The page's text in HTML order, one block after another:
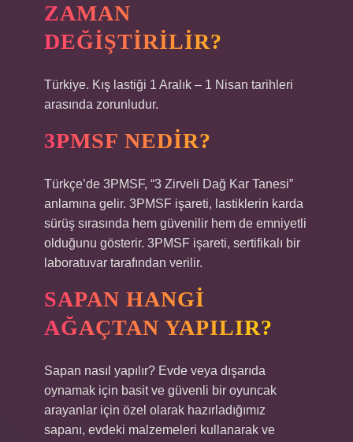
ZAMAN
DEĞIŞTIRILIR?
Türkiye. Kış lastiği 1 Aralık – 1 Nisan tarihleri ​​
arasında zorunludur.
3PMSF NEDIR?
Türkçe’de 3PMSF, “3 Zirveli Dağ Kar Tanesi”
anlamına gelir. 3PMSF işareti, lastiklerin karda
sürüş sırasında hem güvenilir hem de emniyetli
olduğunu gösterir. 3PMSF işareti, sertifikalı bir
laboratuvar tarafından verilir.
SAPAN HANGI
AĞAÇTAN YAPILIR?
Sapan nasıl yapılır? Evde veya dışarıda
oynamak için basit ve güvenli bir oyuncak
arayanlar için özel olarak hazırladığımız
sapanı, evdeki malzemeleri kullanarak ve